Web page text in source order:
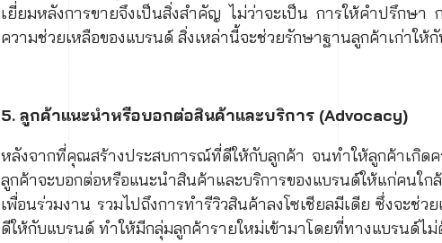
เยี่ยมหลังการขายจึงเป็นสิ่งสำคัญ ไม่ว่าจะเป็น การให้คำปรึกษา
ความช่วยเหลือของแบรนด์ สิ่งเหล่านี้จะช่วยรักษาฐานลูกค้าเก่าให้
5. ลูกค้าแนะนำหรือบอกต่อสินค้าและบริการ (Advocacy)
หลังจากที่คุณสร้างประสบการณ์ที่ดีให้กับลูกค้า จนทำให้ลูกค้าเกิด
ลูกค้าจะบอกต่อหรือแนะนำสินค้าและบริการของแบรนด์ให้แก่คนใ
เพื่อนร่วมงาน รวมไปถึงการทำรีวิวสินค้าลงโซเชียลมีเดีย ซึ่งจะช่
ดีให้กับแบรนด์ ทำให้มีกลุ่มลูกค้ารายใหม่เข้ามาโดยที่ทางแบรนด์ไ